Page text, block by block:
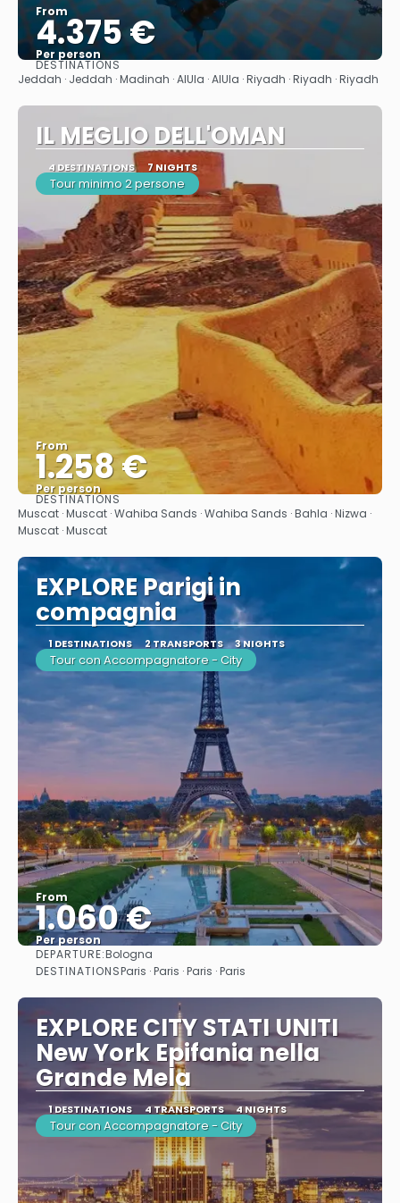
From
4.375 €
Per person
See
DESTINATIONS
Jeddah · Jeddah · Madinah · AlUla · AlUla · Riyadh · Riyadh · Riyadh
IL MEGLIO DELL'OMAN
4 DESTINATIONS 7 NIGHTS
Tour minimo 2 persone
From
1.258 €
Per person
See
DESTINATIONS
Muscat · Muscat · Wahiba Sands · Wahiba Sands · Bahla · Nizwa ·
Muscat · Muscat
EXPLORE Parigi in
compagnia
1 DESTINATIONS 2 TRANSPORTS 3 NIGHTS
Tour con Accompagnatore - City
From
1.060 €
Per person
See
DEPARTURE:Bologna
DESTINATIONSParis · Paris · Paris · Paris
EXPLORE CITY STATI UNITI
New York Epifania nella
Grande Mela
1 DESTINATIONS 4 TRANSPORTS 4 NIGHTS
Tour con Accompagnatore - City